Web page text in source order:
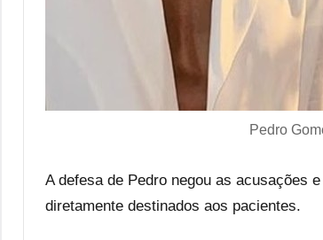
Pedro
A defesa de Pedro negou as acusações
diretamente destinados aos pacientes.